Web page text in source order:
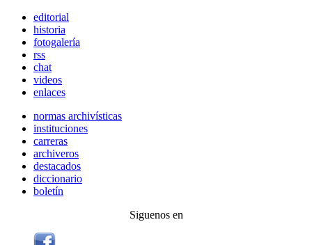
editorial
historia
fotogalería
rss
chat
videos
enlaces
normas archivísticas
instituciones
carreras
archiveros
destacados
diccionario
boletín
Siguenos en